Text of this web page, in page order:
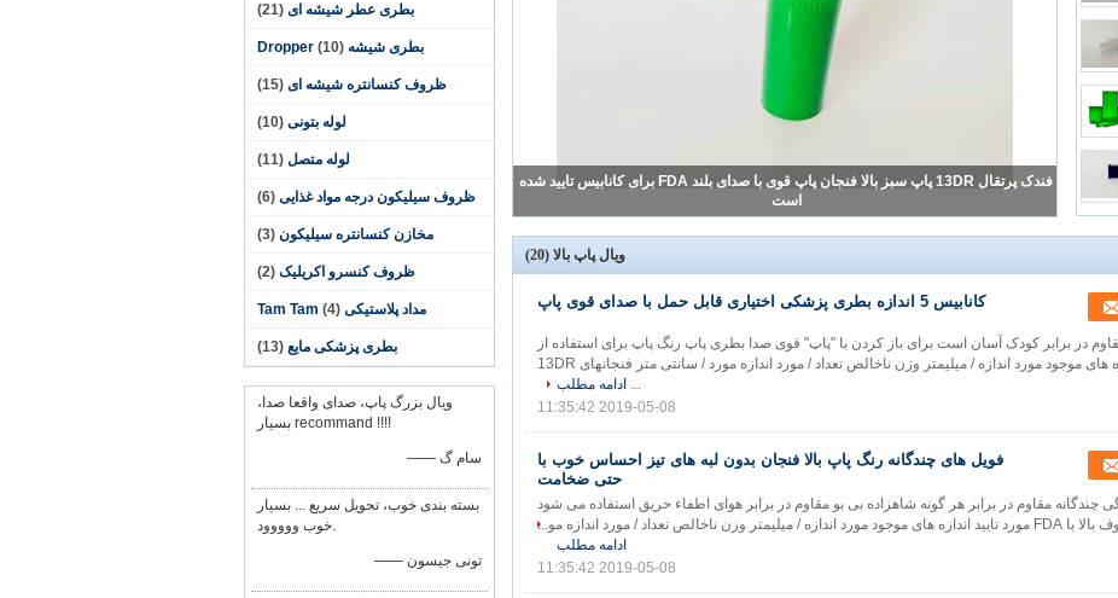
بطری عطر شیشه ای (21)
بطری شیشه Dropper (10)
ظروف کنسانتره شیشه ای (15)
لوله بتونی (10)
لوله متصل (11)
ظروف سیلیکون درجه مواد غذایی (6)
مخازن کنسانتره سیلیکون (3)
ظروف کنسرو اکریلیک (2)
مداد پلاستیکی Tam Tam (4)
بطری پزشکی مایع (13)
ویال بزرگ پاپ، صدای واقعا صدا،
بسیار recommand !!!!
—— سام گ
بسته بندی خوب، تحویل سریع ... بسیار
خوب ووووود.
—— تونی جیسون
ویال پاپ بالا (20)
کانابیس 5 اندازه بطری پزشکی اختیاری قابل حمل با صدای قوی پاپ
مقاوم در برابر کودک آسان است برای باز کردن با "پاپ" قوی صدا بطری پاپ رنگ پاپ برای استفاده از
شاهدانه اندازه های موجود مورد اندازه / میلیمتر وزن ناخالص تعداد / مورد اندازه مورد / سانتی متر فنجانهای 13DR
... ادامه مطلب
2019-05-08 11:35:42
فویل های چندگانه رنگ پاپ بالا فنجان بدون لبه های تیز احساس خوب با
حتی ضخامت
چندگانه مقاوم در برابر هر گونه شاهزاده بی بو مقاوم در برابر هوای اطفاء حریق استفاده می شود
ادامه مطلب
2019-05-08 11:35:42